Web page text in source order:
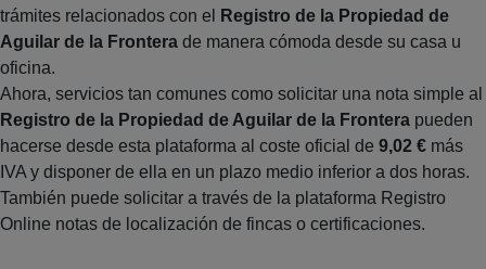
trámites relacionados con el
Registro de la Propiedad de
Aguilar de la Frontera de manera cómoda desde su casa u
oficina.
Ahora, servicios tan comunes como solicitar una nota simple al
Registro de la Propiedad de Aguilar de la Frontera pueden
hacerse desde esta plataforma al coste oficial de 9,02 € más
IVA y disponer de ella en un plazo medio inferior a dos horas.
También puede solicitar a través de la plataforma Registro
Online notas de localización de fincas o certificaciones.